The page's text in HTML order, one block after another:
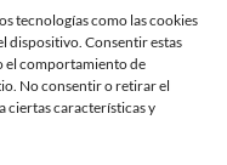
tecnologías como las cookies
dispositivo. Consentir estas
el comportamiento de
No consentir o retirar el
ciertas características y